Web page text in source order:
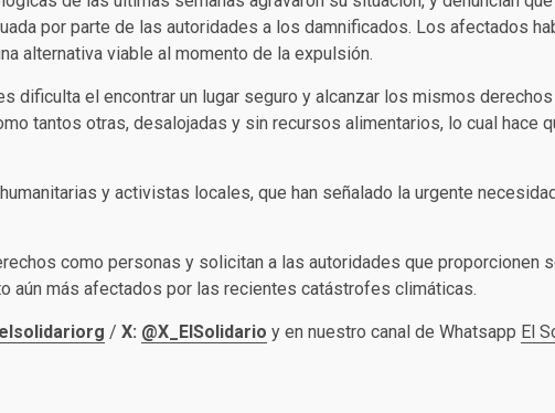
por parte de las autoridades a los damnificados. Los afectados
alternativa viable al momento de la expulsión.
dificulta el encontrar un lugar seguro y alcanzar los mismos
tantos otras, desalojadas y sin recursos alimentarios, lo cual hace
y activistas locales, que han señalado la urgente
como personas y solicitan a las autoridades que proporcionen
aún más afectados por las recientes catástrofes climáticas.
/ X: @X_ElSolidario y en nuestro canal de Whatsapp El